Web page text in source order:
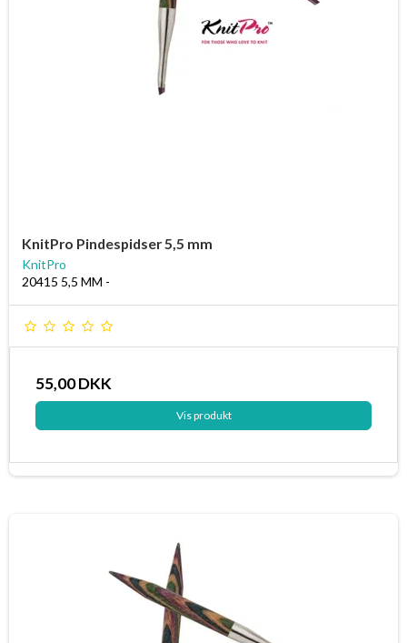
KnitPro Pindespidser 5,5 mm
KnitPro
20415 5,5 MM -
55,00 DKK
Vis produkt